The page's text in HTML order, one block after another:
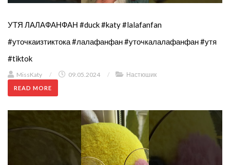
УТЯ ЛАЛАФАНФАН #duck #katy #lalafanfan
#уточкаизтиктока #лалафанфан #уточкалалафанфан #утя
#tiktok
MissKaty / 09.05.2024 / Настюшик
READ MORE